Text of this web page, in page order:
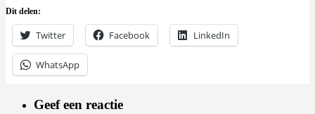
Dit delen:
Twitter Facebook LinkedIn
WhatsApp
Geef een reactie